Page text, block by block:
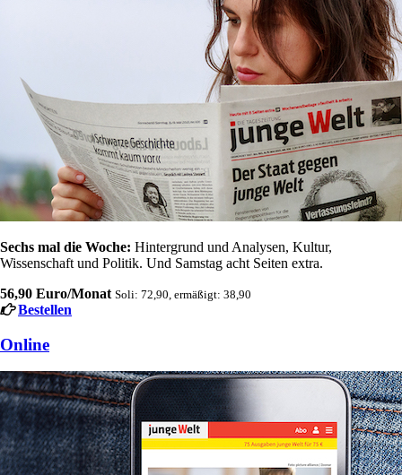
Sechs mal die Woche: Hintergrund und Analysen, Kultur,
Wissenschaft und Politik. Und Samstag acht Seiten extra.
56,90 Euro/Monat Soli: 72,90, ermäßigt: 38,90
Bestellen
Online